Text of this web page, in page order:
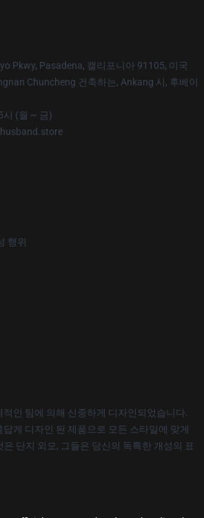
Pkwy, Pasadena, 캘리포니아 91105, 미국
Chuncheng 건축하는, Ankang 시, 후베이
시 (월 ~ 금)
행위
적인 팀에 의해 신중하게 디자인되었습니다.
게 디자인 된 제품으로 모든 스타일에 맞게
단지 외모, 그들은 당신의 독특한 개성의 표